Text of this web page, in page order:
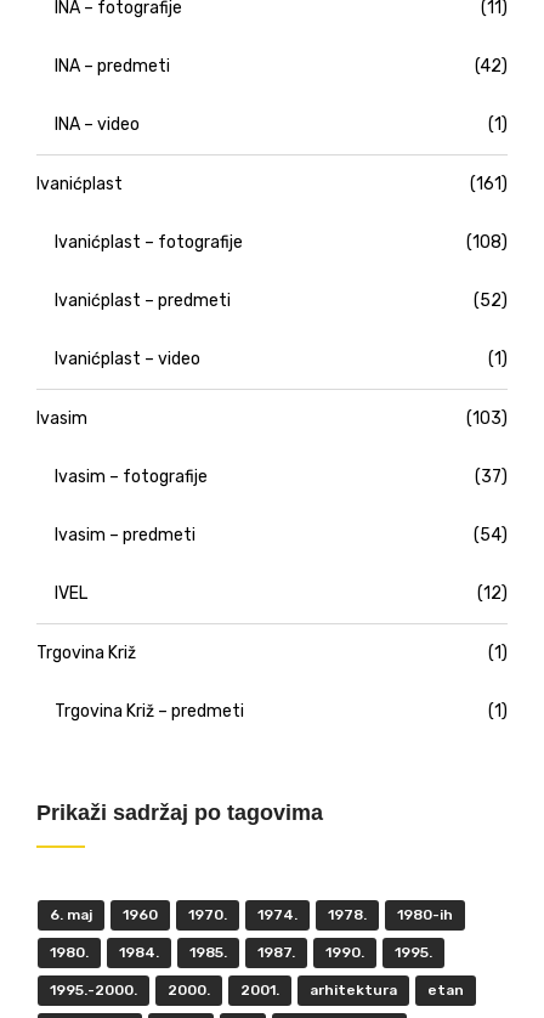
INA – fotografije (11)
INA – predmeti (42)
INA – video (1)
Ivanićplast (161)
Ivanićplast – fotografije (108)
Ivanićplast – predmeti (52)
Ivanićplast – video (1)
Ivasim (103)
Ivasim – fotografije (37)
Ivasim – predmeti (54)
IVEL (12)
Trgovina Križ (1)
Trgovina Križ – predmeti (1)
Prikaži sadržaj po tagovima
6. maj 1960 1970. 1974. 1978. 1980-ih
1980. 1984. 1985. 1987. 1990. 1995.
1995.-2000. 2000. 2001. arhitektura etan